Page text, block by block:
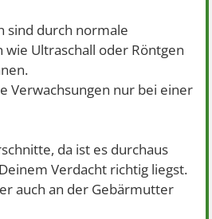
sind durch normale
Ultraschall oder Röntgen
Verwachsungen nur bei einer
da ist es durchaus
Verdacht richtig liegst.
auch an der Gebärmutter